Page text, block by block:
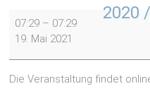
Isenstedt
2020
2.
Schulkonferenz
Schuljahr
2020
07:29 – 07:29
19. Mai 2021
Die Veranstaltung findet